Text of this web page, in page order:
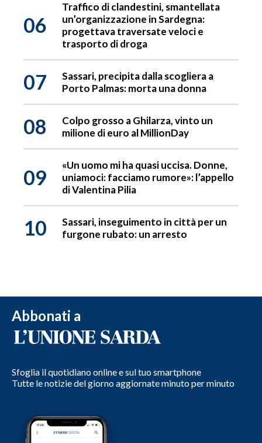
06
Traffico di clandestini, smantellata
un’organizzazione in Sardegna:
progettava traversate veloci e
trasporto di droga
07
Sassari, precipita dalla scogliera a
Porto Palmas: morta una donna
08
Colpo grosso a Ghilarza, vinto un
milione di euro al MillionDay
09
«Un uomo mi ha quasi uccisa. Donne,
uniamoci: facciamo rumore»: l’appello
di Valentina Pilia
10
Sassari, inseguimento in città per un
furgone rubato: un arresto
Abbonati a
Sfoglia il quotidiano online e sul tuo smartphone
Tutte le notizie del giorno aggiornate minuto per minuto